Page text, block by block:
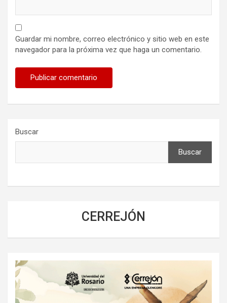
Guardar mi nombre, correo electrónico y sitio web en este
navegador para la próxima vez que haga un comentario.
Buscar
Buscar
CERREJÓN